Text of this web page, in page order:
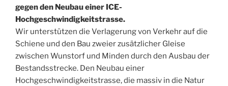
gegen den Neubau einer ICE-
Hochgeschwindigkeitstrasse.
Wir unterstützen die Verlagerung von Verkehr auf die
Schiene und den Bau zweier zusätzlicher Gleise
zwischen Wunstorf und Minden durch den Ausbau der
Bestandsstrecke. Den Neubau einer
Hochgeschwindigkeitstrasse, die massiv in die Natur